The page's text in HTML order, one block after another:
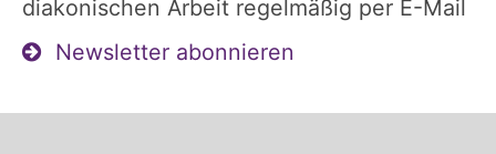
diakonischen Arbeit regelmäßig per E-Mail
Newsletter abonnieren